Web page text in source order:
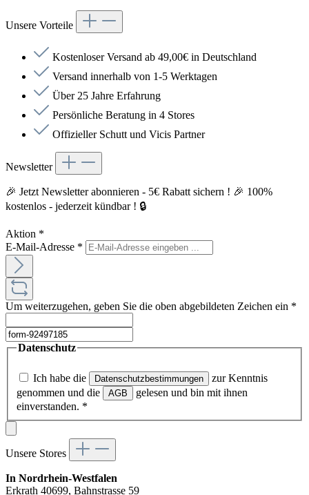
Unsere Vorteile
Kostenloser Versand ab 49,00€ in Deutschland
Versand innerhalb von 1-5 Werktagen
Über 25 Jahre Erfahrung
Persönliche Beratung in 4 Stores
Offizieller Schutt und Vicis Partner
Newsletter
🎉 Jetzt Newsletter abonnieren - 5€ Rabatt sichern ! 🎉 100%
kostenlos - jederzeit kündbar ! 🔒
Aktion *
E-Mail-Adresse *
Um weiterzugehen, geben Sie die oben abgebildeten Zeichen ein *
Datenschutz
Ich habe die Datenschutzbestimmungen
zur Kenntnis
genommen und die
AGB
gelesen und bin mit ihnen
einverstanden. *
Unsere Stores
In Nordrhein-Westfalen
Erkrath 40699, Bahnstrasse 59